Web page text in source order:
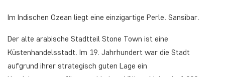
Im Indischen Ozean liegt eine einzigartige Perle. Sansibar.
Der alte arabische Stadtteil Stone Town ist eine
Küstenhandelsstadt. Im 19. Jahrhundert war die Stadt
aufgrund ihrer strategisch guten Lage ein